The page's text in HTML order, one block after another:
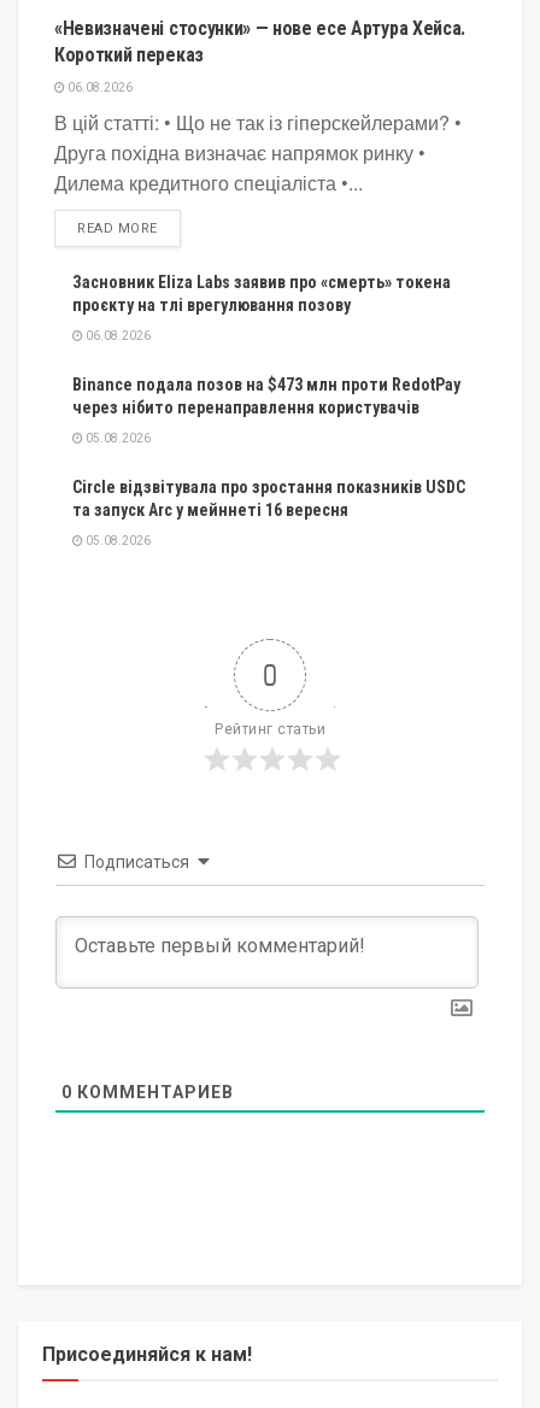
«Невизначені стосунки» — нове есе Артура Хейса.
Короткий переказ
06.08.2026
В цій статті: • Що не так із гіперскейлерами? •
Друга похідна визначає напрямок ринку •
Дилема кредитного спеціаліста •...
READ MOREDETAILS
Засновник Eliza Labs заявив про «смерть» токена
проєкту на тлі врегулювання позову
06.08.2026
Binance подала позов на $473 млн проти RedotPay
через нібито перенаправлення користувачів
05.08.2026
Circle відзвітувала про зростання показників USDC
та запуск Arc у мейннеті 16 вересня
05.08.2026
0
Рейтинг статьи
Подписаться
0 КОММЕНТАРИЕВ
Присоединяйся к нам!